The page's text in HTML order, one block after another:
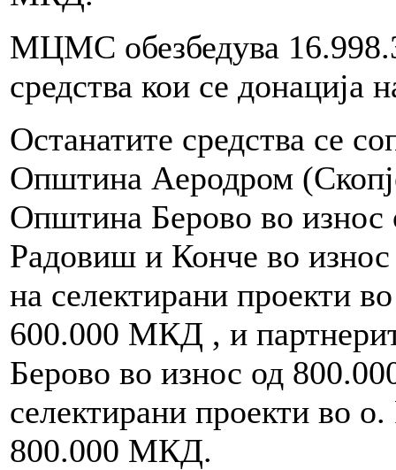
МЦМС обезбедува
средства кои се
Останатите средства се
Општина Аeродром
Општина Берово во
Радовиш и Конче во
на селектирани проекти
600.000 МКД , и
Берово во износ од
селектирани проекти во
800.000 МКД.